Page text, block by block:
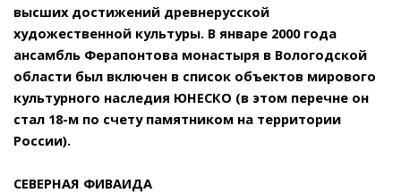
высших достижений древнерусской
художественной культуры. В январе 2000 года
ансамбль Ферапонтова монастыря в Вологодской
области был включен в список объектов мирового
культурного наследия ЮНЕСКО (в этом перечне он
стал 18-м по счету памятником на территории
России).
СЕВЕРНАЯ ФИВАИДА